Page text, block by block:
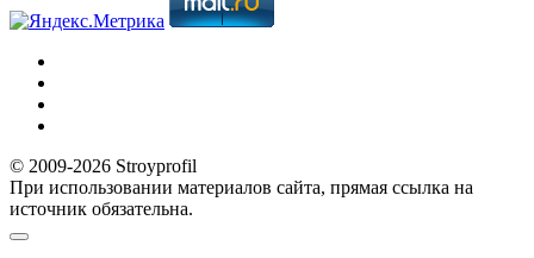
© 2009-2026 Stroyprofil
При использовании материалов сайта, прямая ссылка на
источник обязательна.